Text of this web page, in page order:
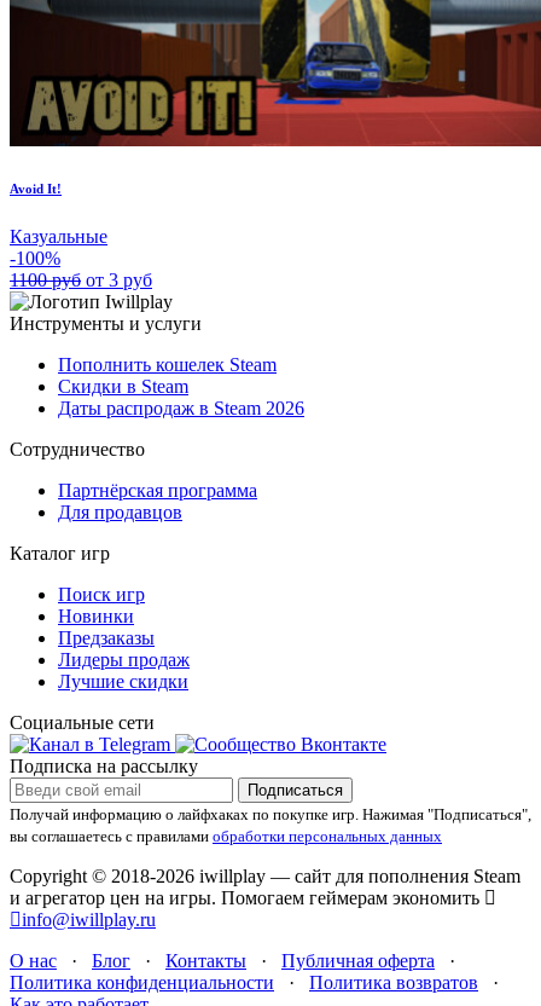
Avoid It!
Казуальные
-100%
1100 руб от 3 руб
Инструменты и услуги
Пополнить кошелек Steam
Скидки в Steam
Даты распродаж в Steam 2026
Сотрудничество
Партнёрская программа
Для продавцов
Каталог игр
Поиск игр
Новинки
Предзаказы
Лидеры продаж
Лучшие скидки
Социальные сети
Подписка на рассылку
Подписаться
Получай информацию о лайфхаках по покупке игр. Нажимая "Подписаться",
вы соглашаетесь с правилами обработки персональных данных
Copyright © 2018-2026 iwillplay — сайт для пополнения Steam
и агрегатор цен на игры. Помогаем геймерам экономить
info@iwillplay.ru
О нас · Блог · Контакты · Публичная оферта ·
Политика конфиденциальности · Политика возвратов ·